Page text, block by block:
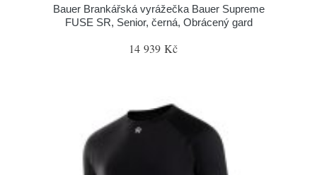
Bauer Brankářská vyrážečka Bauer Supreme
FUSE SR, Senior, černá, Obrácený gard
14 939 Kč